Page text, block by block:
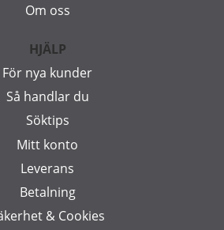
Om oss
HJÄLP
För nya kunder
Så handlar du
Söktips
Mitt konto
Leverans
Betalning
& Cookies